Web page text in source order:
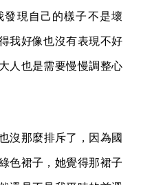
發現自己的樣子不是壞
我好像也沒有表現不好
人也是需要慢慢調整心
沒那麼排斥了，因為國
色裙子，她覺得那裙子